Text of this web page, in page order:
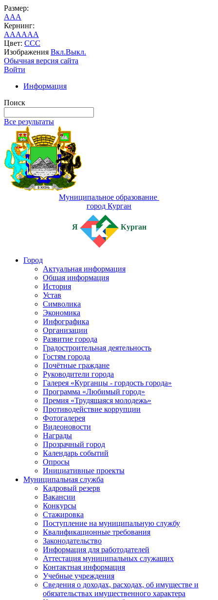
Размер:
AAA
Кернинг:
AAAAAA
Цвет: CCC
Изображения Вкл.Выкл.
Обычная версия сайта
Войти
Информация
Поиск
Все результаты
Муниципальное образование
город Курган
Я Курган
Город
Актуальная информация
Общая информация
История
Устав
Символика
Экономика
Инфографика
Организации
Развитие города
Градостроительная деятельность
Гостям города
Почётные граждане
Руководители города
Галерея «Курганцы - гордость города»
Программа «Любимый город»
Премия «Трудящаяся молодежь»
Противодействие коррупции
Фотогалерея
Видеоновости
Награды
Прозрачный город
Календарь событий
Опросы
Инициативные проекты
Муниципальная служба
Кадровый резерв
Вакансии
Конкурсы
Стажировка
Поступление на муниципальную службу
Квалификационные требования
Законодательство
Информация для работодателей
Аттестация муниципальных служащих
Контактная информация
Учебные учреждения
Сведения о доходах, расходах, об имуществе и
обязательствах имущественного характера